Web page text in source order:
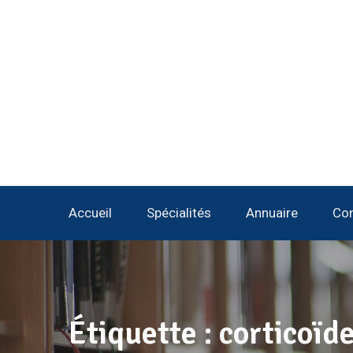
Accueil Spécialités Annuaire
Étiquette :